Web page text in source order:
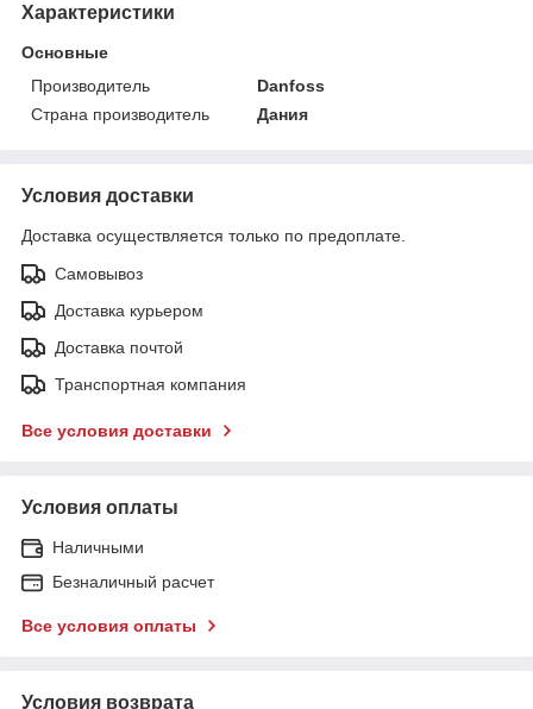
Характеристики
Основные
Производитель
Danfoss
Страна производитель
Дания
Условия доставки
Доставка осуществляется только по предоплате.
Самовывоз
Доставка курьером
Доставка почтой
Транспортная компания
Все условия доставки
Условия оплаты
Наличными
Безналичный расчет
Все условия оплаты
Условия возврата